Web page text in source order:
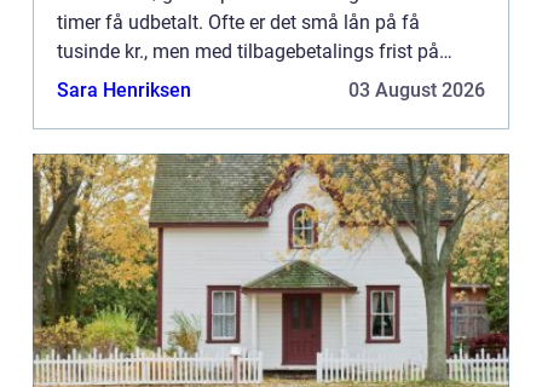
timer få udbetalt. Ofte er det små lån på få
tusinde kr., men med tilbagebetalings frist på
under et år. Typisk vil lånet skulle betales på et par
Sara Henriksen 03 August 2026